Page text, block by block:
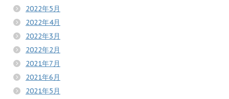
2022年5月
2022年4月
2022年3月
2022年2月
2021年7月
2021年6月
2021年5月